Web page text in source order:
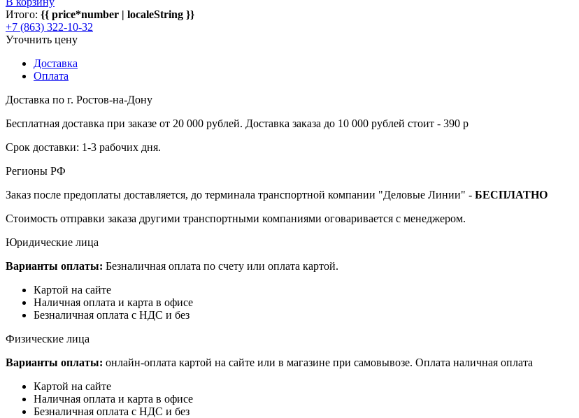
Итого: {{ price*number | localeString }}
+7 (863) 322-10-32
Уточнить цену
Доставка
Оплата
Доставка по г. Ростов-на-Дону
Бесплатная доставка при заказе от 20 000 рублей. Доставка заказа до 10 000 рублей стоит - 390 р
Срок доставки: 1-3 рабочих дня.
Регионы РФ
Заказ после предоплаты доставляется, до терминала транспортной компании "Деловые Линии" - БЕСПЛАТНО
Стоимость отправки заказа другими транспортными компаниями оговаривается с менеджером.
Юридические лица
Варианты оплаты: Безналичная оплата по счету или оплата картой.
Картой на сайте
Наличная оплата и карта в офисе
Безналичная оплата с НДС и без
Физические лица
Варианты оплаты: онлайн-оплата картой на сайте или в магазине при самовывозе. Оплата наличная оплата
Картой на сайте
Наличная оплата и карта в офисе
Безналичная оплата с НДС и без